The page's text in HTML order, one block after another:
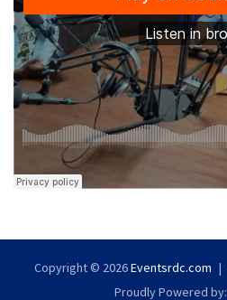
Copyright © 2026Eventsrdc.com
Proudly Powered by: